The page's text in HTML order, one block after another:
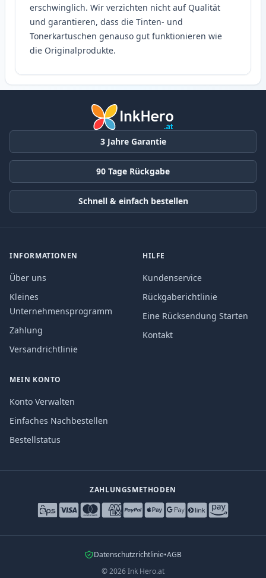
erschwinglich. Wir verzichten nicht auf Qualität
und garantieren, dass die Tinten- und
Tonerkartuschen genauso gut funktionieren wie
die Originalprodukte.
3 Jahre Garantie
90 Tage Rückgabe
Schnell & einfach bestellen
INFORMATIONEN
Über uns
Kleines
Unternehmensprogramm
Zahlung
Versandrichtlinie
HILFE
Kundenservice
Rückgaberichtlinie
Eine Rücksendung Starten
Kontakt
MEIN KONTO
Konto Verwalten
Einfaches Nachbestellen
Bestellstatus
ZAHLUNGSMETHODEN
Datenschutzrichtlinie•AGB
©2026Ink Hero.at